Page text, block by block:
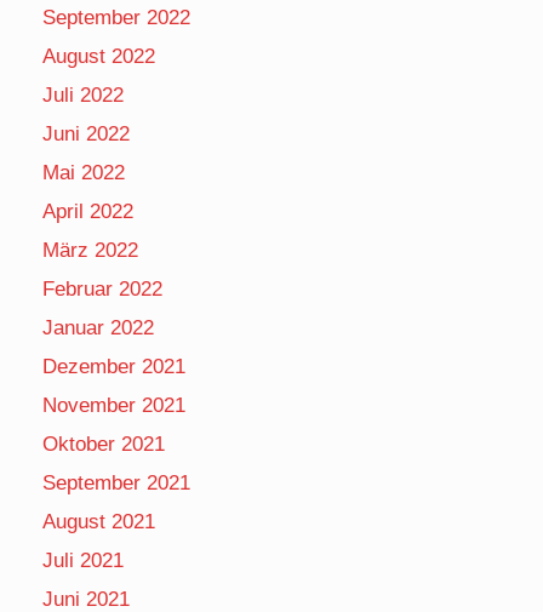
September 2022
August 2022
Juli 2022
Juni 2022
Mai 2022
April 2022
März 2022
Februar 2022
Januar 2022
Dezember 2021
November 2021
Oktober 2021
September 2021
August 2021
Juli 2021
Juni 2021